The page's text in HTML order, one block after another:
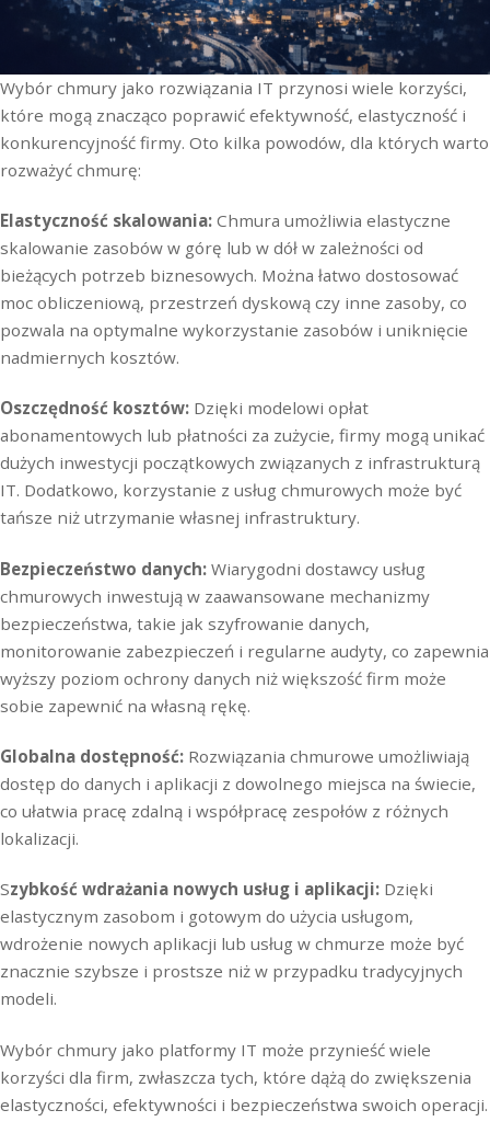
Wybór chmury jako rozwiązania IT przynosi wiele korzyści,
które mogą znacząco poprawić efektywność, elastyczność i
konkurencyjność firmy. Oto kilka powodów, dla których warto
rozważyć chmurę:
Elastyczność skalowania: Chmura umożliwia elastyczne
skalowanie zasobów w górę lub w dół w zależności od
bieżących potrzeb biznesowych. Można łatwo dostosować
moc obliczeniową, przestrzeń dyskową czy inne zasoby, co
pozwala na optymalne wykorzystanie zasobów i uniknięcie
nadmiernych kosztów.
Oszczędność kosztów: Dzięki modelowi opłat
abonamentowych lub płatności za zużycie, firmy mogą unikać
dużych inwestycji początkowych związanych z infrastrukturą
IT. Dodatkowo, korzystanie z usług chmurowych może być
tańsze niż utrzymanie własnej infrastruktury.
Bezpieczeństwo danych: Wiarygodni dostawcy usług
chmurowych inwestują w zaawansowane mechanizmy
bezpieczeństwa, takie jak szyfrowanie danych,
monitorowanie zabezpieczeń i regularne audyty, co zapewnia
wyższy poziom ochrony danych niż większość firm może
sobie zapewnić na własną rękę.
Globalna dostępność: Rozwiązania chmurowe umożliwiają
dostęp do danych i aplikacji z dowolnego miejsca na świecie,
co ułatwia pracę zdalną i współpracę zespołów z różnych
lokalizacji.
Szybkość wdrażania nowych usług i aplikacji: Dzięki
elastycznym zasobom i gotowym do użycia usługom,
wdrożenie nowych aplikacji lub usług w chmurze może być
znacznie szybsze i prostsze niż w przypadku tradycyjnych
modeli.
Wybór chmury jako platformy IT może przynieść wiele
korzyści dla firm, zwłaszcza tych, które dążą do zwiększenia
elastyczności, efektywności i bezpieczeństwa swoich operacji.